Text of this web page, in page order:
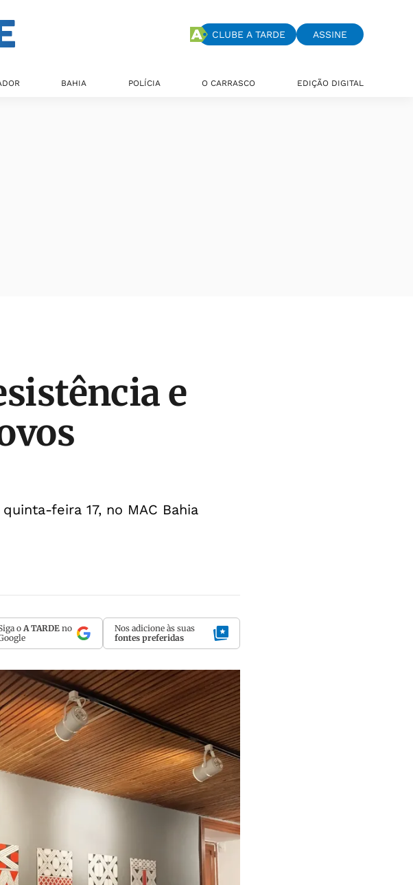
CLUBE A TARDE ASSINE
BAHIA POLÍCIA O CARRASCO EDIÇÃO DIGITAL
e
feira 17, no MAC Bahia
oA TARDE no
Nos adicione às suas
fontes preferidas